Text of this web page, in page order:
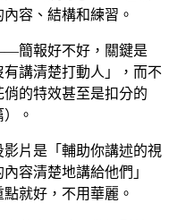
容、結構和練習。
簡報好不好，關鍵是
有講清楚打動人」，而不
的特效甚至是扣分的
。
片是「輔助你講述的視
容清楚地講給他們」
就好，不用華麗。